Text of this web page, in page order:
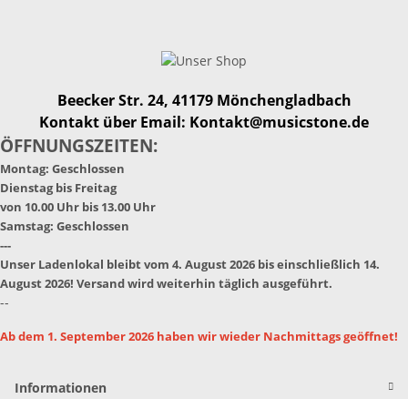
Beecker Str. 24, 41179 Mönchengladbach
Kontakt über Email: Kontakt@musicstone.de
ÖFFNUNGSZEITEN:
Montag: Geschlossen
Dienstag bis Freitag
von 10.00 Uhr bis 13.00 Uhr
Samstag: Geschlossen
---
Unser Ladenlokal bleibt vom 4. August 2026 bis einschließlich 14.
August 2026! Versand wird weiterhin täglich ausgeführt.
--
Ab dem 1. September 2026 haben wir wieder Nachmittags geöffnet!
Informationen